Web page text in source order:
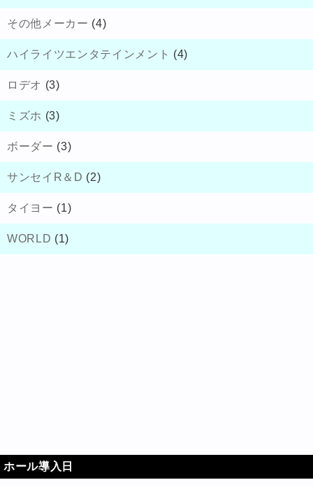
その他メーカー (4)
ハイライツエンタテインメント (4)
ロデオ (3)
ミズホ (3)
ボーダー (3)
サンセイR＆D (2)
タイヨー (1)
WORLD (1)
ホール導入日